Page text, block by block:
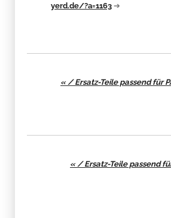
yerd.de/?a=1163 ➔
« / Ersatz-Teile passend für
« / Ersatz-Teile passend